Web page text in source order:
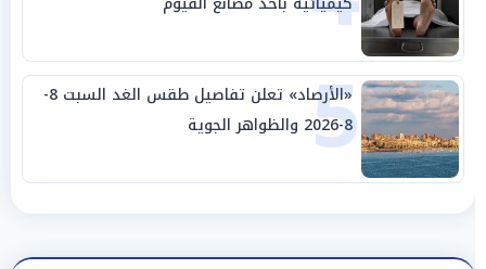
5
«الأرصاد» تعلن تفاصيل طقس الغد السبت 8-
8-2026 والظواهر الجوية